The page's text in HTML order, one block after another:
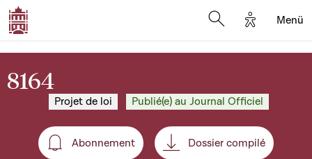
Options
Menü
8164
Projet de loi Publié(e) au Journal Officiel
Abonnement
Abonnement Dossier compilé